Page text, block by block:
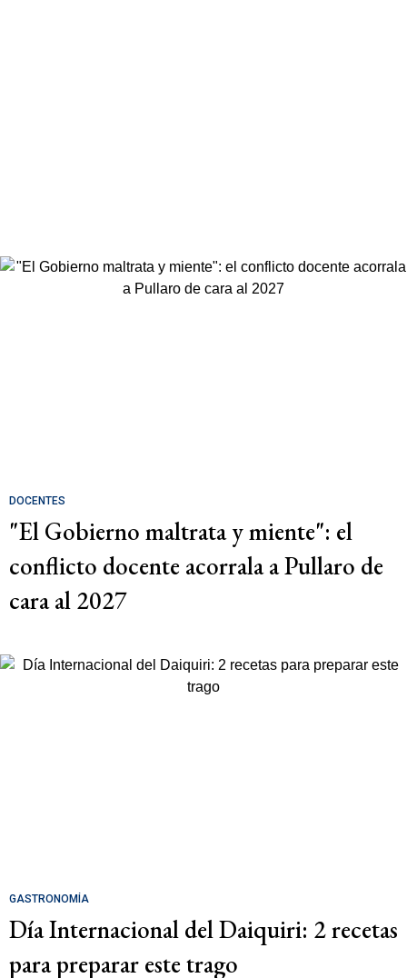
DOCENTES
"El Gobierno maltrata y miente": el
conflicto docente acorrala a Pullaro de
cara al 2027
GASTRONOMÍA
Día Internacional del Daiquiri: 2 recetas
para preparar este trago